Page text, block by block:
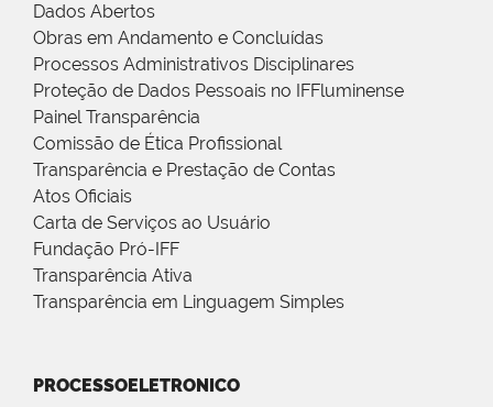
Dados Abertos
Obras em Andamento e Concluídas
Processos Administrativos Disciplinares
Proteção de Dados Pessoais no IFFluminense
Painel Transparência
Comissão de Ética Profissional
Transparência e Prestação de Contas
Atos Oficiais
Carta de Serviços ao Usuário
Fundação Pró-IFF
Transparência Ativa
Transparência em Linguagem Simples
PROCESSOELETRONICO